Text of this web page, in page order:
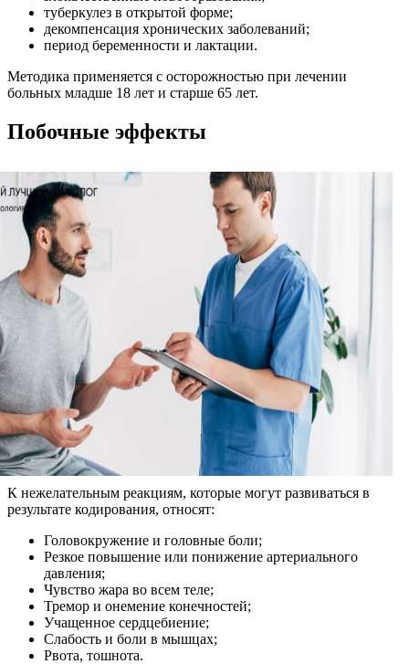
туберкулез в открытой форме;
декомпенсация хронических заболеваний;
период беременности и лактации.
Методика применяется с осторожностью при лечении
больных младше 18 лет и старше 65 лет.
Побочные эффекты
К нежелательным реакциям, которые могут развиваться в
результате кодирования, относят:
Головокружение и головные боли;
Резкое повышение или понижение артериального
давления;
Чувство жара во всем теле;
Тремор и онемение конечностей;
Учащенное сердцебиение;
Слабость и боли в мышцах;
Рвота, тошнота.